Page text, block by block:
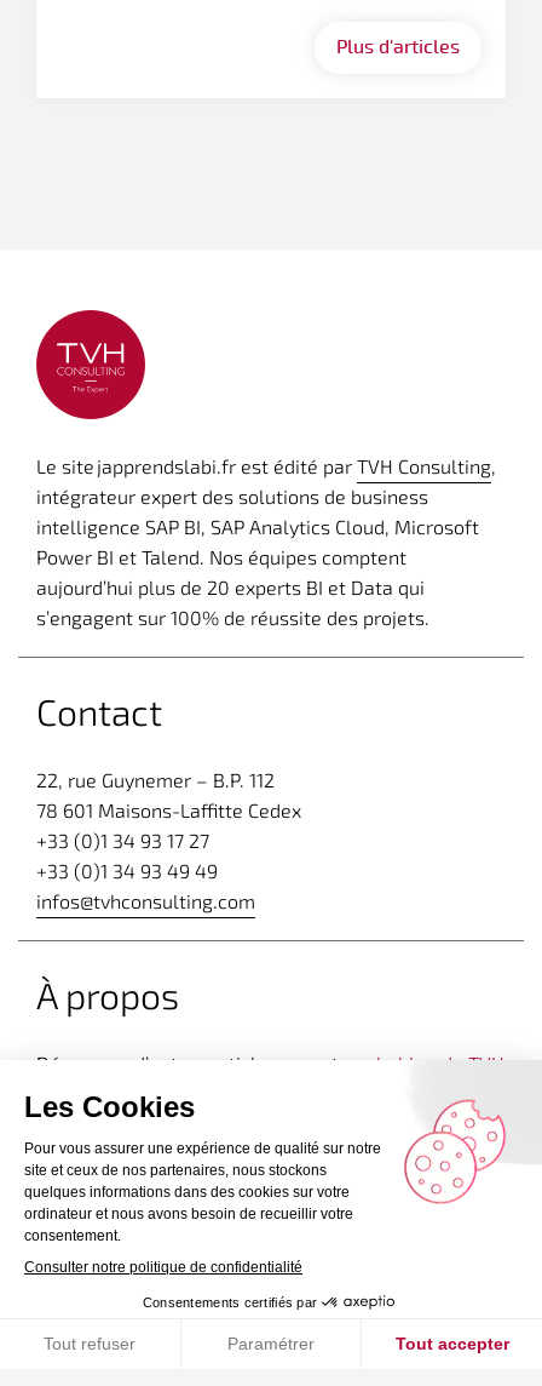
Plus d'articles
Le site japprendslabi.fr est édité par TVH Consulting,
intégrateur expert des solutions de business
intelligence SAP BI, SAP Analytics Cloud, Microsoft
Power BI et Talend. Nos équipes comptent
aujourd’hui plus de 20 experts BI et Data qui
s’engagent sur 100% de réussite des projets.
Contact
22, rue Guynemer – B.P. 112
78 601 Maisons-Laffitte Cedex
+33 (0)1 34 93 17 27
+33 (0)1 34 93 49 49
infos@tvhconsulting.com
À propos
Découvrez d’autres articles expert sur le blog de TVH
Consulting dédié à la Business Intelligence
–Le groupe
–Recrutement
–Contact
Mentions légales